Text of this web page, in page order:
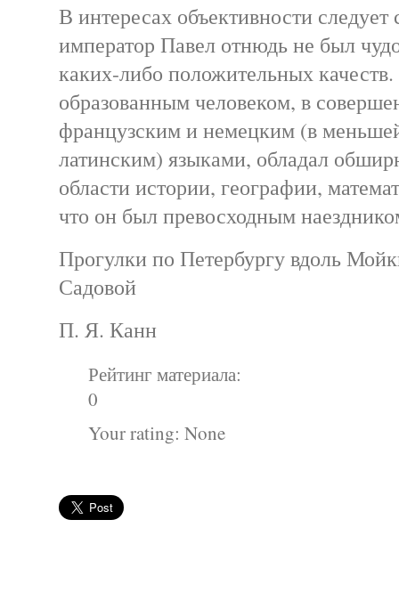
В интересах объективности следует
император Павел отнюдь не был
каких-либо положительных
образованным человеком, в
французским и немецким (в
латинским) языками, обладал
области истории, географии,
что он был превосходным
Прогулки по Петербургу вдоль
Садовой
П. Я. Канн
Рейтинг материала:
0
Your rating: None